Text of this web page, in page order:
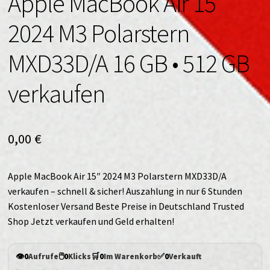
2024 M3 Polarstern
MXD33D/A 16 GB • 512 GB
verkaufen
0,00 €
Apple MacBook Air 15″ 2024 M3 Polarstern MXD33D/A
verkaufen – schnell & sicher! Auszahlung in nur 6 Stunden
Kostenloser Versand Beste Preise in Deutschland Trusted
Shop Jetzt verkaufen und Geld erhalten!
👁️0Aufrufe🖱️0Klicks🛒0Im Warenkorb✅0Verkauft